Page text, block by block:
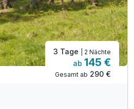
3 Tage | 2 Nächte
ab 145 €
Gesamt ab 290 €